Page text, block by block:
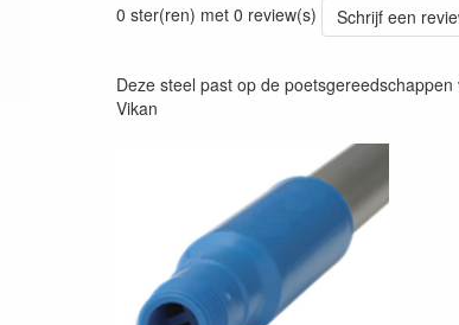
0 ster(ren) met 0 review(s)
Schrijf een
Deze steel past op de
Vikan